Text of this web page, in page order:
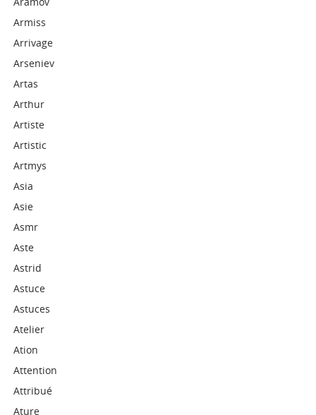
Armiss
Arrivage
Arseniev
Artas
Arthur
Artiste
Artistic
Artmys
Asia
Asie
Asmr
Aste
Astrid
Astuce
Astuces
Atelier
Ation
Attention
Attribué
Ature